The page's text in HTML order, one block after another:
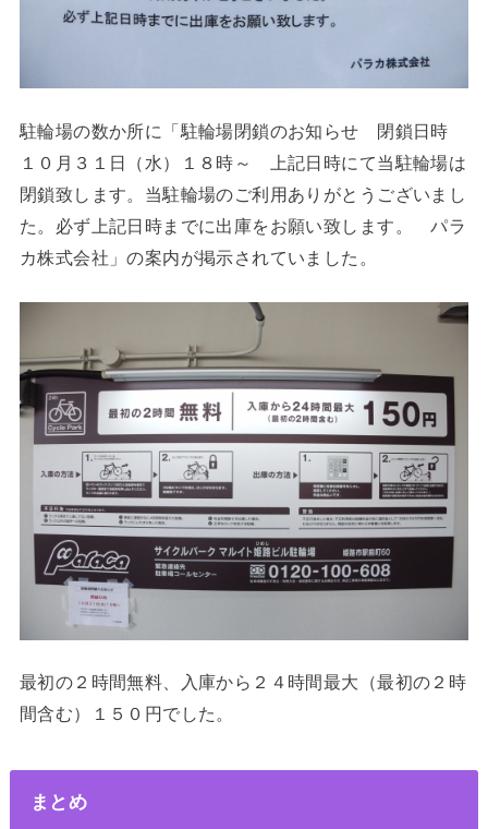
駐輪場の数か所に「駐輪場閉鎖のお知らせ 閉鎖日時
１０月３１日（水）１８時～ 上記日時にて当駐輪場は
閉鎖致します。当駐輪場のご利用ありがとうございまし
た。必ず上記日時までに出庫をお願い致します。 パラ
カ株式会社」の案内が掲示されていました。
最初の２時間無料、入庫から２４時間最大（最初の２時
間含む）１５０円でした。
まとめ